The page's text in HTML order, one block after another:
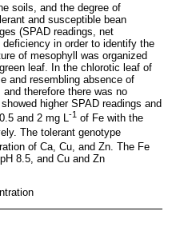
soils, and the degree of
and susceptible bean
(SPAD readings, net
in order to identify the
of mesophyll was organized
leaf. In the chlorotic leaf of
and resembling absence of
therefore there was no
higher SPAD readings and
and 2 mg L
-1 of Fe with the
The tolerant genotype
of Ca, Cu, and Zn. The Fe
8.5, and Cu and Zn